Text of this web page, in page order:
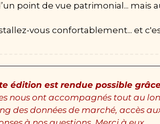
point de vue patrimonial... mais
vous confortablement... et
édition est rendue possible
nous ont accompagnés tout au
des données de marché, accès